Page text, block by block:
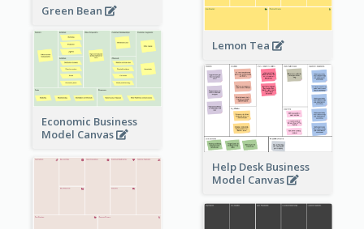
Green Bean
Lemon Tea
Economic Business
Model Canvas
Help Desk Business
Model Canvas